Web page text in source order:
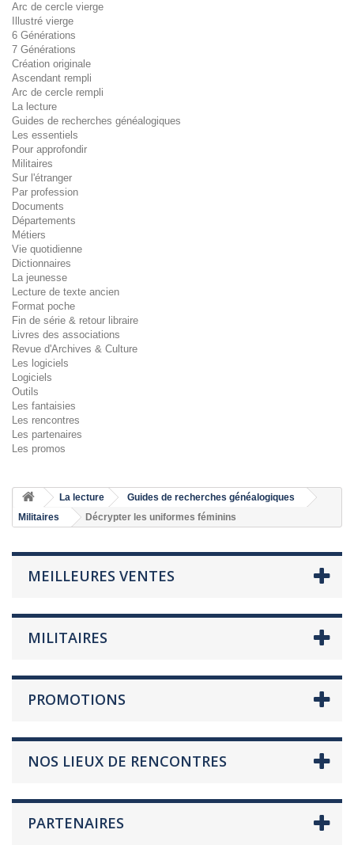
Arc de cercle vierge
Illustré vierge
6 Générations
7 Générations
Création originale
Ascendant rempli
Arc de cercle rempli
La lecture
Guides de recherches généalogiques
Les essentiels
Pour approfondir
Militaires
Sur l'étranger
Par profession
Documents
Départements
Métiers
Vie quotidienne
Dictionnaires
La jeunesse
Lecture de texte ancien
Format poche
Fin de série & retour libraire
Livres des associations
Revue d'Archives & Culture
Les logiciels
Logiciels
Outils
Les fantaisies
Les rencontres
Les partenaires
Les promos
La lecture
Guides de recherches généalogiques
Militaires
Décrypter les uniformes féminins
MEILLEURES VENTES
MILITAIRES
PROMOTIONS
NOS LIEUX DE RENCONTRES
PARTENAIRES